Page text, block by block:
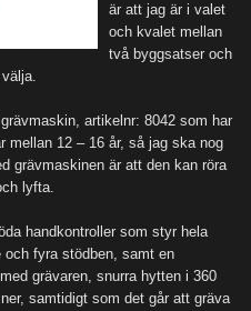
är att jag är i valet
och kvalet mellan
två byggsatser och
artikelnr: 8042 som har
mellan 12 – 16 år, så jag ska nog
grävmaskinen är att den kan röra
lyfta.
handkontroller som styr hela
och fyra stödben, samt en
grävaren, snurra hytten i 360
samtidigt som det går att gräva